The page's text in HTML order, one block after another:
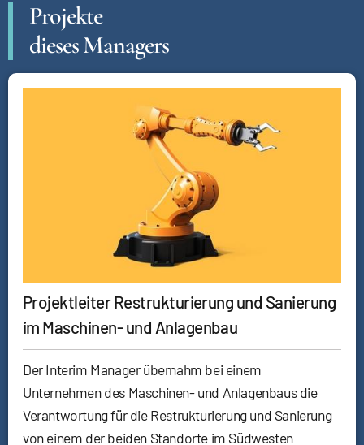
Projekte
dieses Managers
Projektleiter Restrukturierung und Sanierung
im Maschinen- und Anlagenbau
Der Interim Manager übernahm bei einem
Unternehmen des Maschinen- und Anlagenbaus die
Verantwortung für die Restrukturierung und Sanierung
von einem der beiden Standorte im Südwesten